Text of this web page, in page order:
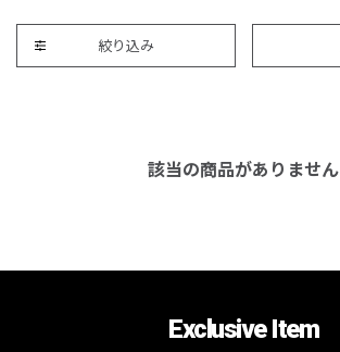
絞り込み
該当の商品がありません
Exclusive Item